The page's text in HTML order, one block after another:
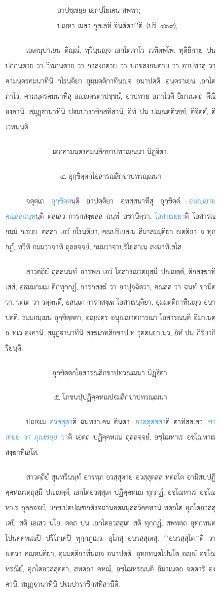
อาปชฺเชยฺย เอกปโยเคน สพฺพา;
ปฺหา เมสา กุสเลหิ จินฺติตา’’ติ. (ปริ. ๔๗๙);
เอเตนุปาเยน ติณฺณํ, ทฺวินฺนฺจ เอกโตภาโว เวทิตพฺโพ. ทุติยิกาย ปน
ปกฺกนฺตาย วา วิพฺภนฺตาย วา กาลงฺกตาย วา ปกฺขสงฺกนฺตาย วา อาปทาสุ วา
คามนฺตรคมนาทีนิ กโรนฺติยา อุมฺมตฺติกาทีนฺจ อนาปตฺติ. อนฺตราเยน เอกโต
ภาโว, คามนฺตรคมนาทีสุ อฺตรตาปชฺชนํ, อาปทาย อภาโวติ อิมาเนตฺถ ตีณิ
องฺคานิ. สมุฏฺานาทีนิ ปมปาราชิกสทิสานิ, อิทํ ปน ปณฺณตฺติวชฺชํ, ติจิตฺตํ, ติ
เวทนนฺติ.
เอกคามนฺตรคมนสิกฺขาปทวณฺณนา นิฏฺิตา.
๔. อุกฺขิตฺตกโอสารณสิกฺขาปทวณฺณนา
จตุตฺเถ อุกฺขิตฺตนฺติ อาปตฺติยา อทสฺสนาทีสุ อุกฺขิตฺตํ. อนฺาย
คณสฺสฉนฺทนฺติ ตสฺเสว การกสงฺฆสฺส ฉนฺทํ อชานิตฺวา.โอสาเรยฺยาติ โอสารณ
กมฺมํ กเรยฺย. ตสฺสา เอวํ กโรนฺติยา, คณปริเยสเน สีมาสมฺมุติยา ตฺติยา จ ทุกฺ
กฏํ, ทฺวีหิ กมฺมวาจาหิ ถุลฺลจฺจยํ, กมฺมวาจาปริโยสาเน สงฺฆาทิเสโส.
สาวตฺถิยํ ถุลฺลนนฺทํ อารพฺภ เอวํ โอสารณวตฺถุสฺมึ ปฺตฺตํ, ติกสงฺฆาทิ
เสสํ, อธมฺมกมฺเม ติกทุกฺกฏํ, การกสงฺฆํ วา อาปุจฺฉิตฺวา, คณสฺส วา ฉนฺทํ ชานิตฺ
วา, วตฺเต วา วตฺตนฺตึ, อสนฺเต การกสงฺเฆ โอสาเรนฺติยา, อุมฺมตฺติกาทีนฺจ อนา
ปตฺติ. ธมฺมกมฺเมน อุกฺขิตฺตตา, อฺตฺร อนุฺาตการณาโอสารณนฺติ อิมาเนตฺ
ถ ทฺเว องฺคานิ. สมุฏฺานาทีนิ สงฺฆเภทสิกฺขาปเท วุตฺตนยาเนว, อิทํ ปน กิริยากิ
ริยนฺติ.
อุกฺขิตฺตกโอสารณสิกฺขาปทวณฺณนา นิฏฺิตา.
๕. โภชนปฺปฏิคฺคหณปมสิกฺขาปทวณฺณนา
ปฺจเม อวสฺสุตาติ ฉนฺทราเคน ตินฺตา.อวสฺสุตสฺสาติ ตาทิสสฺเสว. ขา
เทยฺย วา ภุฺเชยฺย วาติ เอตฺถ ปฏิคฺคหเณ ถุลฺลจฺจยํ, อชฺโฌหาเร อชฺโฌหาเร
สงฺฆาทิเสโส.
สาวตฺถิยํ สุนฺทรีนนฺทํ อารพฺภ อวสฺสุตาย อวสฺสุตสฺส หตฺถโต อามิสปฺปฏิ
คฺคหณวตฺถุสฺมึ ปฺตฺตํ, เอกโตอวสฺสุเต ปฏิคฺคหเณ ทุกฺกฏํ, อชฺโฌหาเร อชฺโฌ
หาเร ถุลฺลจฺจยํ, ยกฺขเปตปณฺฑกติรจฺฉานคตมนุสฺสวิคฺคหานํ หตฺถโต อุภโตอวสฺสุ
เตปิ สติ เอเสว นโย. ตตฺถ ปน เอกโตอวสฺสุเต สติ ทุกฺกฏํ, สพฺพตฺถ อุทกทนฺต
โปนคฺคหเณปิ ปริโภเคปิ ทุกฺกฏเมว. อุโภสุ อนวสฺสุเตสุ, ‘‘อนวสฺสุโต’’ติ วา
ตฺวา คณฺหนฺติยา, อุมฺมตฺติกาทีนฺจ อนาปตฺติ. อุทกทนฺตโปนโต อฺํ อชฺโฌ
หรณียํ, อุภโตอวสฺสุตตา, สหตฺถา คหณํ, อชฺโฌหรณนฺติ อิมาเนตฺถ จตฺตาริ องฺ
คานิ. สมุฏฺานาทีนิ ปมปาราชิกสทิสานีติ.